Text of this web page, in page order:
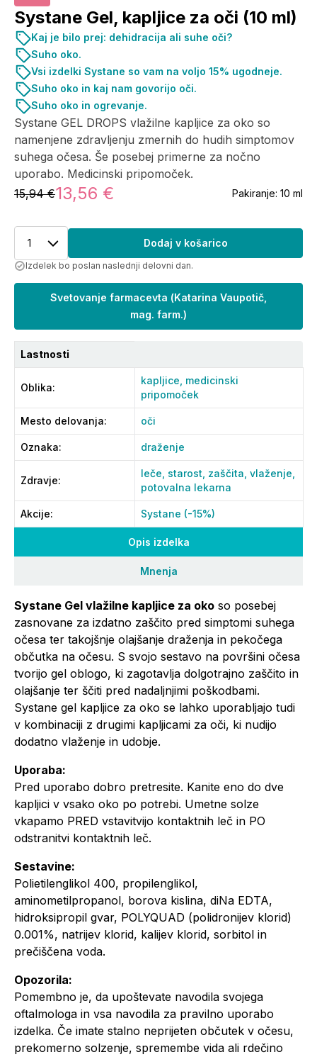
Opis izdelka
Mnenja
Systane Gel vlažilne kapljice za oko so posebej
zasnovane za izdatno zaščito pred simptomi suhega
očesa ter takojšnje olajšanje draženja in pekočega
občutka na očesu. S svojo sestavo na površini očesa
tvorijo gel oblogo, ki zagotavlja dolgotrajno zaščito in
olajšanje ter ščiti pred nadaljnjimi poškodbami.
Systane gel kapljice za oko se lahko uporabljajo tudi
v kombinaciji z drugimi kapljicami za oči, ki nudijo
dodatno vlaženje in udobje.
Uporaba:
Pred uporabo dobro pretresite. Kanite eno do dve
kapljici v vsako oko po potrebi. Umetne solze
vkapamo PRED vstavitvijo kontaktnih leč in PO
odstranitvi kontaktnih leč.
Sestavine:
Polietilenglikol 400, propilenglikol,
aminometilpropanol, borova kislina, diNa EDTA,
hidroksipropil gvar, POLYQUAD (polidronijev klorid)
0.001%, natrijev klorid, kalijev klorid, sorbitol in
prečiščena voda.
Opozorila:
Pomembno je, da upoštevate navodila svojega
oftalmologa in vsa navodila za pravilno uporabo
izdelka. Če imate stalno neprijeten občutek v očesu,
prekomerno solzenje, spremembe vida ali rdečino
Systane Gel, kapljice za oči (10 ml)
Systane GEL DROPS vlažilne kapljice za oko so
namenjene zdravljenju zmernih do hudih simptomov
suhega očesa. Še posebej primerne za nočno
uporabo. Medicinski pripomoček.
15,94 €13,56 € Pakiranje: 10 ml
Kaj je bilo prej: dehidracija ali suhe oči?
Suho oko.
Vsi izdelki Systane so vam na voljo 15% ugodneje.
Suho oko in kaj nam govorijo oči.
Suho oko in ogrevanje.
1 Dodaj v košarico
Izdelek bo poslan naslednji delovni dan.
Svetovanje farmacevta (Katarina Vaupotič,
mag. farm.)
Lastnosti
Oblika:
kapljice, medicinski
pripomoček
Mesto delovanja: oči
Oznaka: draženje
Zdravje:
leče, starost, zaščita, vlaženje,
potovalna lekarna
Akcije: Systane (-15%)